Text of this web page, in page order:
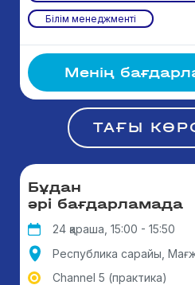
Бұдан
әрі бағдарламада
24 қараша, 15:00 - 15:50
Республика сарайы,
Channel 5 (практика)
Білім менеджменті
Менің
ТАҒЫ